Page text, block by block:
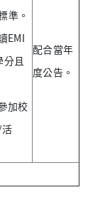
準。
EMI
分且
加校
配合當年
度公告。